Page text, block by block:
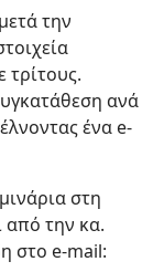
την
τρίτους.
ανά
ένα e-
στη
την κα.
στο e-mail: